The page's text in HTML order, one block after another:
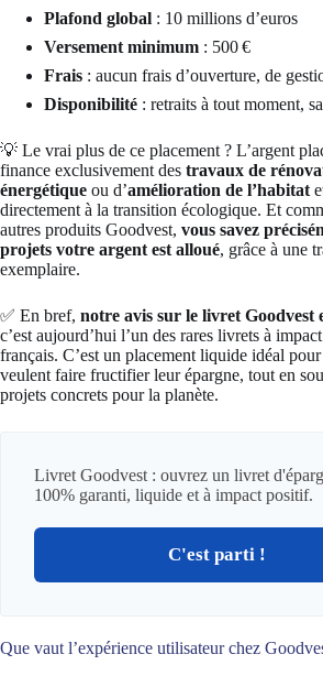
Plafond global : 10 millions d’euros
Versement minimum : 500 €
Frais : aucun frais d’ouverture, de
Disponibilité : retraits à tout moment,
💡 Le vrai plus de ce placement ? L’argent
finance exclusivement des travaux de
énergétique ou d’amélioration de l’habitat
directement à la transition écologique. Et
autres produits Goodvest, vous savez
projets votre argent est alloué, grâce à une
exemplaire.
✅ En bref, notre avis sur le livret Goodvest
c’est aujourd’hui l’un des rares livrets à
français. C’est un placement liquide idéal
veulent faire fructifier leur épargne, tout en
projets concrets pour la planète.
Livret Goodvest : ouvrez un livret
100% garanti, liquide et à impact positif.
C'est parti !
Que vaut l’expérience utilisateur chez